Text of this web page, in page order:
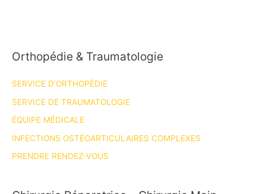
2!!
Orthopédie & Traumatologie
SERVICE D’ORTHOPÉDIE
SERVICE DE TRAUMATOLOGIE
ÉQUIPE MÉDICALE
INFECTIONS OSTÉOARTICULAIRES COMPLEXES
PRENDRE RENDEZ-VOUS